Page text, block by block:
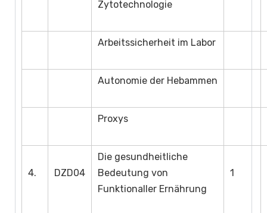
Zytotechnologie
Arbeitssicherheit im Labor
Autonomie der Hebammen
Proxys
4. DZD04
Die gesundheitliche
Bedeutung von
Funktionaller Ernährung
1